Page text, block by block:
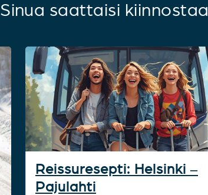
Sinua saattaisi
Reissuresepti: Helsinki –
Pajulahti